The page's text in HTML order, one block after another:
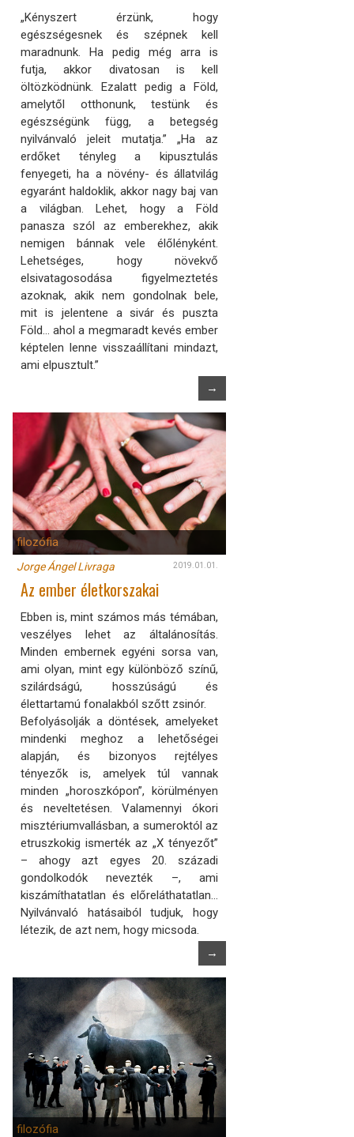
„Kényszert érzünk, hogy
egészségesnek és szépnek kell
maradnunk. Ha pedig még arra is
futja, akkor divatosan is kell
öltözködnünk. Ezalatt pedig a Föld,
amelytől otthonunk, testünk és
egészségünk függ, a betegség
nyilvánvaló jeleit mutatja.” „Ha az
erdőket tényleg a kipusztulás
fenyegeti, ha a növény- és állatvilág
egyaránt haldoklik, akkor nagy baj van
a világban. Lehet, hogy a Föld
panasza szól az emberekhez, akik
nemigen bánnak vele élőlényként.
Lehetséges, hogy növekvő
elsivatagosodása figyelmeztetés
azoknak, akik nem gondolnak bele,
mit is jelentene a sivár és puszta
Föld… ahol a megmaradt kevés ember
képtelen lenne visszaállítani mindazt,
ami elpusztult.”
→
filozófia
Jorge Ángel Livraga 2019.01.01.
Az ember életkorszakai
Ebben is, mint számos más témában,
veszélyes lehet az általánosítás.
Minden embernek egyéni sorsa van,
ami olyan, mint egy különböző színű,
szilárdságú, hosszúságú és
élettartamú fonalakból szőtt zsinór.
Befolyásolják a döntések, amelyeket
mindenki meghoz a lehetőségei
alapján, és bizonyos rejtélyes
tényezők is, amelyek túl vannak
minden „horoszkópon”, körülményen
és neveltetésen. Valamennyi ókori
misztériumvallásban, a sumeroktól az
etruszkokig ismerték az „X tényezőt”
– ahogy azt egyes 20. századi
gondolkodók nevezték –, ami
kiszámíthatatlan és előreláthatatlan…
Nyilvánvaló hatásaiból tudjuk, hogy
létezik, de azt nem, hogy micsoda.
→
filozófia